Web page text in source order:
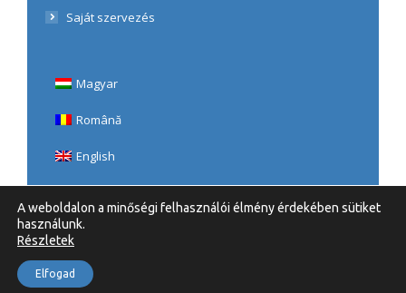
Saját szervezés
Magyar
Română
English
© 2020 UBB, Teologie Romano-Catolică | Minden Jog
A weboldalon a minőségi felhasználói élmény érdekében sütiket
használunk.
Részletek
Elfogad